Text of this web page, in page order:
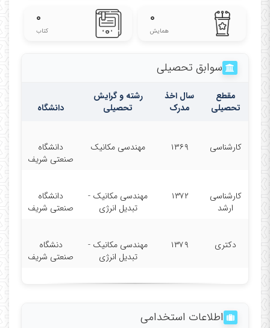
۰
همایش
۰
کتاب
سوابق تحصیلی
مقطع
تحصیلی
سال اخذ
مدرک
رشته و گرایش
تحصیلی
دانشگاه
کارشناسی ۱۳۶۹ مهندسی مکانیک
دانشگاه
صنعتی شریف
کارشناسی
ارشد
۱۳۷۲
مهندسی مکانیک -
تبدیل انرژی
دانشگاه
صنعتی شریف
دکتری ۱۳۷۹
مهندسی مکانیک -
تبدیل انرژی
دنشگاه
صنعتی شریف
اطلاعات استخدامی